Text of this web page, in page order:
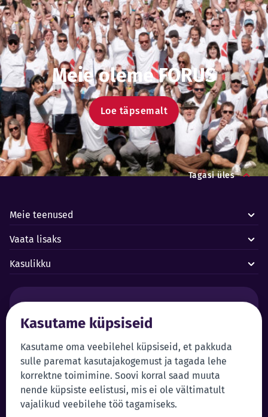
Kasutame küpsiseid
Kasutame oma veebilehel küpsiseid, et pakkuda
sulle paremat kasutajakogemust ja tagada lehe
korrektne toimimine. Soovi korral saad muuta
nende küpsiste eelistusi, mis ei ole vältimatult
vajalikud veebilehe töö tagamiseks.
Meie oleme FORUS
Loe täpsemalt
Tagasi üles
Meie teenused
Vaata lisaks
Kasulikku
Forus juhtimiskeskus 24/7+372 619 1899
Klienditeenindus:
+372 619 1999
klienditeenindus@forus.ee
Iseteenindus
Sisene iseteenindusse
Üldkontakt: Vihjeliin: